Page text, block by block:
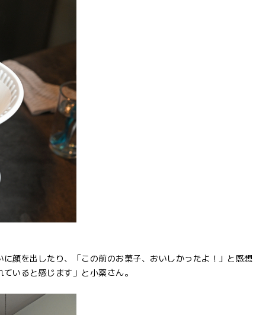
顔を出したり、「この前のお菓子、おいしかったよ！」と感想
いると感じます」と小薬さん。